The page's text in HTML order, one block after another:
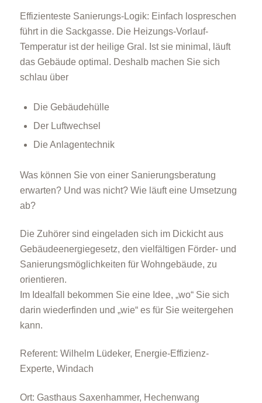
Effizienteste Sanierungs-Logik: Einfach lospreschen
führt in die Sackgasse. Die Heizungs-Vorlauf-
Temperatur ist der heilige Gral. Ist sie minimal, läuft
das Gebäude optimal. Deshalb machen Sie sich
schlau über
Die Gebäudehülle
Der Luftwechsel
Die Anlagentechnik
Was können Sie von einer Sanierungsberatung
erwarten? Und was nicht? Wie läuft eine Umsetzung
ab?
Die Zuhörer sind eingeladen sich im Dickicht aus
Gebäudeenergiegesetz, den vielfältigen Förder- und
Sanierungsmöglichkeiten für Wohngebäude, zu
orientieren.
Im Idealfall bekommen Sie eine Idee, „wo“ Sie sich
darin wiederfinden und „wie“ es für Sie weitergehen
kann.
Referent: Wilhelm Lüdeker, Energie-Effizienz-
Experte, Windach
Ort: Gasthaus Saxenhammer, Hechenwang